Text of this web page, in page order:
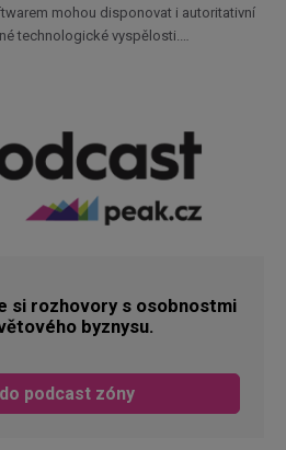
mohou disponovat i autoritativní
technologické vyspělosti.…
si rozhovory s osobnostmi
byznysu.
podcast zóny